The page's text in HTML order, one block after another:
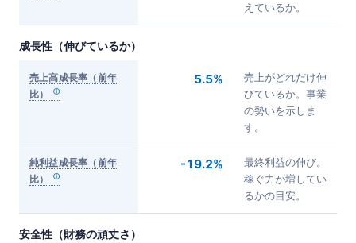
えているか。
成長性（伸びているか）
売上高成長率（前年
比）
5.5%
売上がどれだけ伸
びているか。事業
の勢いを示しま
す。
純利益成長率（前年
比）
-19.2%
最終利益の伸び。
稼ぐ力が増してい
るかの目安。
安全性（財務の頑丈さ）